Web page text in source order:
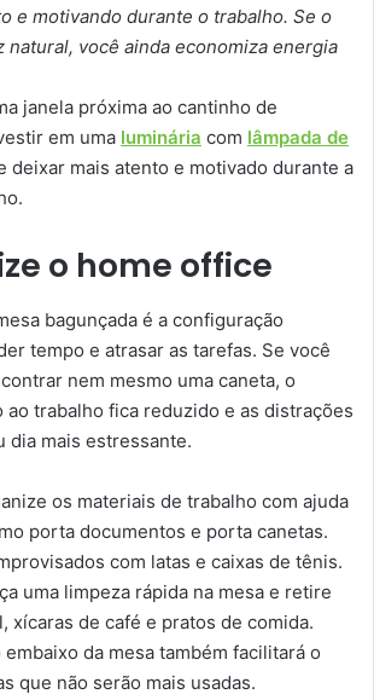
e motivando durante o trabalho. Se o
natural, você ainda economiza energia
janela próxima ao cantinho de
em uma luminária com lâmpada de
deixar mais atento e motivado durante a
o home office
bagunçada é a configuração
tempo e atrasar as tarefas. Se você
nem mesmo uma caneta, o
ao trabalho fica reduzido e as distrações
dia mais estressante.
os materiais de trabalho com ajuda
porta documentos e porta canetas.
com latas e caixas de tênis.
uma limpeza rápida na mesa e retire
xícaras de café e pratos de comida.
da mesa também facilitará o
que não serão mais usadas.